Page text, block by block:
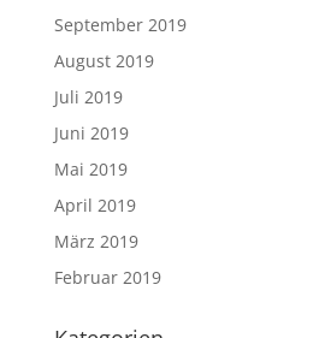
September 2019
August 2019
Juli 2019
Juni 2019
Mai 2019
April 2019
März 2019
Februar 2019